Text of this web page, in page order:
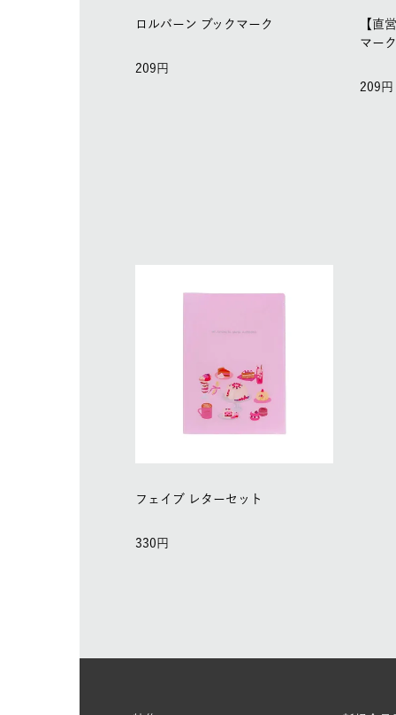
ロルバーン ブックマーク
209
【直
マー
209
フェイブ レターセット
330